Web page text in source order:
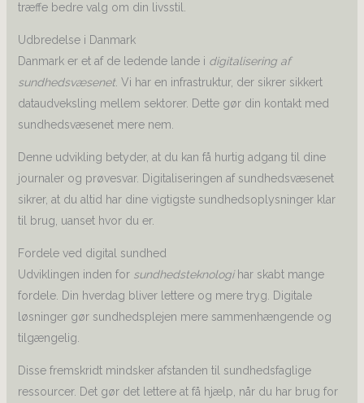
træffe bedre valg om din livsstil.
Udbredelse i Danmark
Danmark er et af de ledende lande i digitalisering af
sundhedsvæsenet. Vi har en infrastruktur, der sikrer sikkert
dataudveksling mellem sektorer. Dette gør din kontakt med
sundhedsvæsenet mere nem.
Denne udvikling betyder, at du kan få hurtig adgang til dine
journaler og prøvesvar. Digitaliseringen af sundhedsvæsenet
sikrer, at du altid har dine vigtigste sundhedsoplysninger klar
til brug, uanset hvor du er.
Fordele ved digital sundhed
Udviklingen inden for sundhedsteknologihar skabt mange
fordele. Din hverdag bliver lettere og mere tryg. Digitale
løsninger gør sundhedsplejen mere sammenhængende og
tilgængelig.
Disse fremskridt mindsker afstanden til sundhedsfaglige
ressourcer. Det gør det lettere at få hjælp, når du har brug for